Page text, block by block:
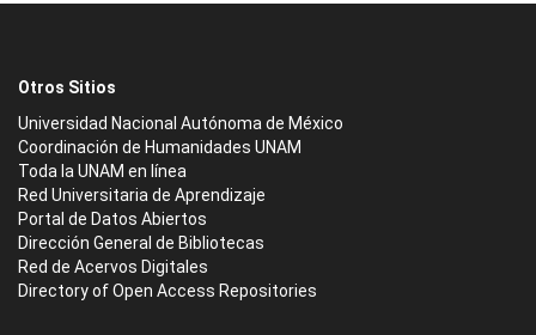
Otros Sitios
Universidad Nacional Autónoma de México
Coordinación de Humanidades UNAM
Toda la UNAM en línea
Red Universitaria de Aprendizaje
Portal de Datos Abiertos
Dirección General de Bibliotecas
Red de Acervos Digitales
Directory of Open Access Repositories